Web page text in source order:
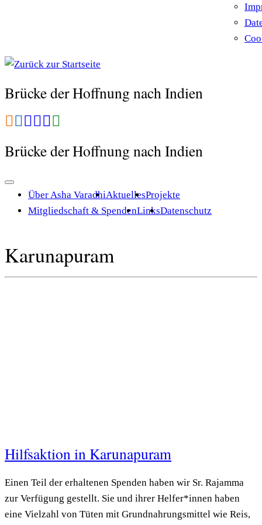
Brücke der Hoffnung nach Indien
Brücke der Hoffnung nach Indien
Über Asha VaradhiAktuellesProjekte
Mitgliedschaft & SpendenLinksDatenschutz
Karunapuram
Hilfsaktion in Karunapuram
Einen Teil der erhaltenen Spenden haben wir Sr. Rajamma
zur Verfügung gestellt. Sie und ihrer Helfer*innen haben
eine Vielzahl von Tüten mit Grundnahrungsmittel wie Reis,